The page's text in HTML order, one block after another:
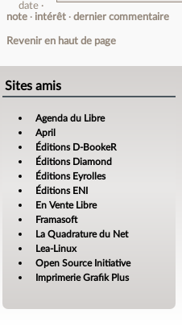
date
note
intérêt dernier commentaire
Revenir en haut de page
Sites amis
Agenda du Libre
April
Éditions D-BookeR
Éditions Diamond
Éditions Eyrolles
Éditions ENI
En Vente Libre
Framasoft
La Quadrature du Net
Lea-Linux
Open Source Initiative
Imprimerie Grafik Plus